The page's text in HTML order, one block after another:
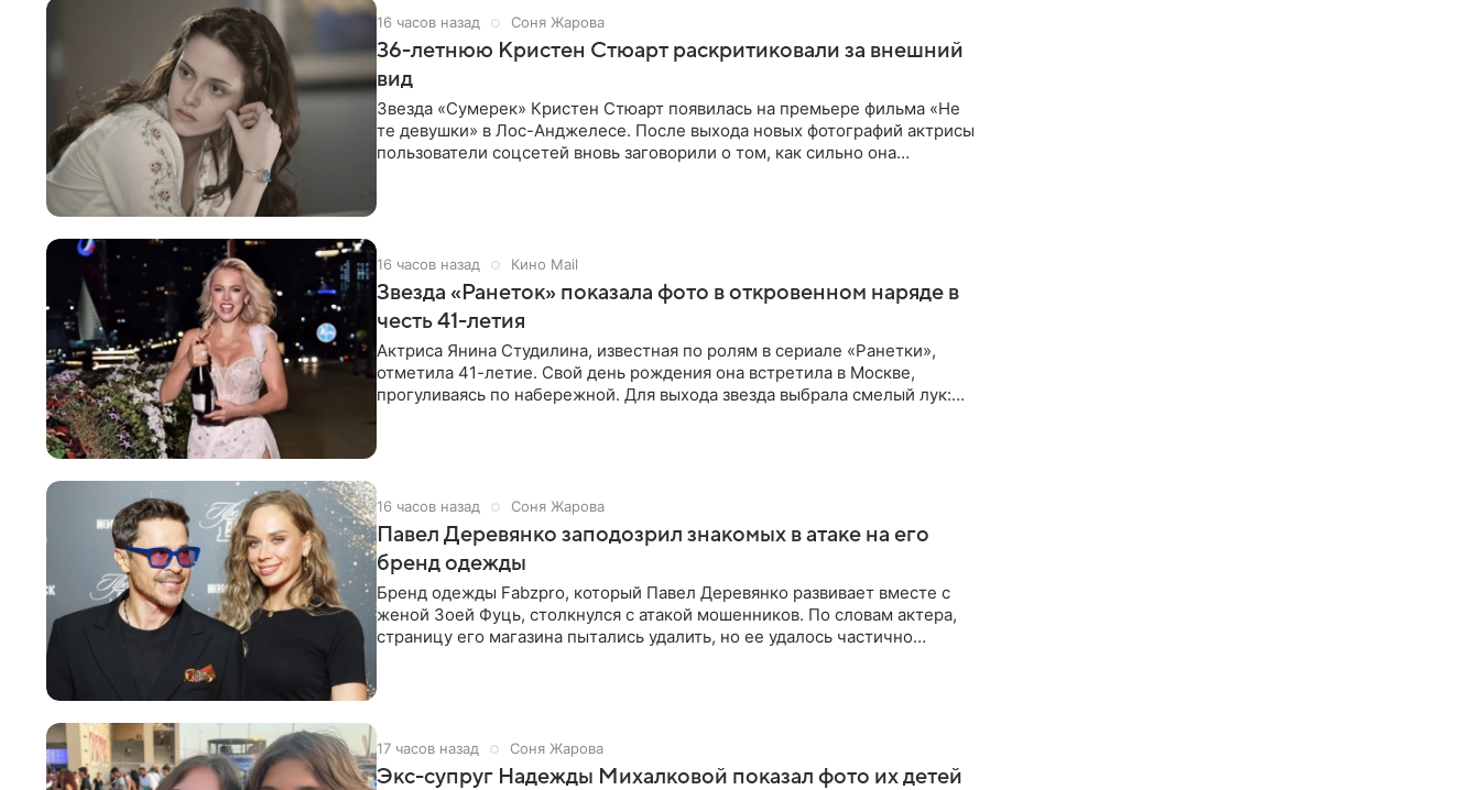
16 часов назад Соня Жарова
36-летнюю Кристен Стюарт раскритиковали за внешний
вид
Звезда «Сумерек» Кристен Стюарт появилась на премьере фильма «Не
те девушки» в Лос-Анджелесе. После выхода новых фотографий актрисы
пользователи соцсетей вновь заговорили о том, как сильно она
16 часов назад Кино Mail
Звезда «Ранеток» показала фото в откровенном наряде в
честь 41-летия
Актриса Янина Студилина, известная по ролям в сериале «Ранетки»,
отметила 41-летие. Свой день рождения она встретила в Москве,
прогуливаясь по набережной. Для выхода звезда выбрала смелый лук:
16 часов назад Соня Жарова
Павел Деревянко заподозрил знакомых в атаке на его
бренд одежды
Бренд одежды Fabzpro, который Павел Деревянко развивает вместе с
женой Зоей Фуць, столкнулся с атакой мошенников. По словам актера,
страницу его магазина пытались удалить, но ее удалось частично
17 часов назад Соня Жарова
Экс-супруг Надежды Михалковой показал фото их детей